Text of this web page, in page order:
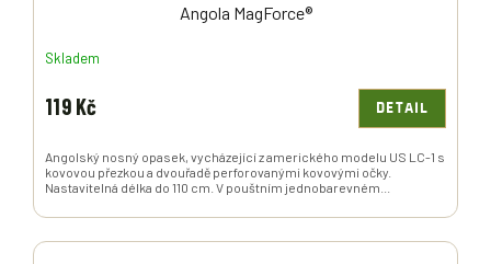
Angola MagForce®
Skladem
119 Kč DETAIL
Angolský nosný opasek, vycházející z amerického modelu US LC-1 s
kovovou přezkou a dvouřadě perforovanými kovovými očky.
Nastavitelná délka do 110 cm. V pouštním jednobarevném...